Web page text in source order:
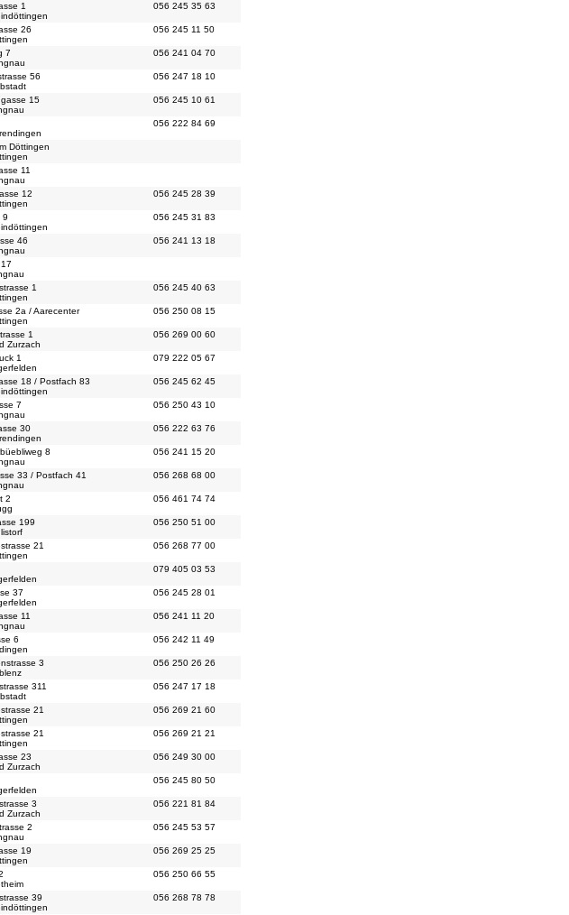
1
056 245 35 63
26
056 245 11 50
7
056 241 04 70
56
056 247 18 10
15
056 245 10 61
056 222 84 69
Döttingen
11
12
056 245 28 39
9
056 245 31 83
46
056 241 13 18
1
056 245 40 63
2a / Aarecenter
056 250 08 15
1
Zurzach
056 269 00 60
1
079 222 05 67
18 / Postfach 83
056 245 62 45
7
056 250 43 10
30
056 222 63 76
8
056 241 15 20
33 / Postfach 41
056 268 68 00
2
056 461 74 74
199
056 250 51 00
21
056 268 77 00
079 405 03 53
37
056 245 28 01
11
056 241 11 20
6
056 242 11 49
3
056 250 26 26
311
056 247 17 18
21
056 269 21 60
21
056 269 21 21
23
Zurzach
056 249 30 00
056 245 80 50
3
Zurzach
056 221 81 84
2
056 245 53 57
19
056 269 25 25
056 250 66 55
39
056 268 78 78